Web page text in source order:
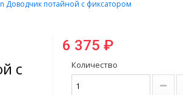
Доводчик потайной с фиксатором
с
6 375 ₽
Количество